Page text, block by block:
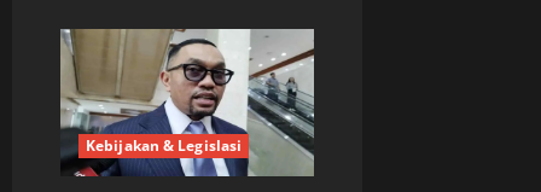
Kebijakan & Legislasi